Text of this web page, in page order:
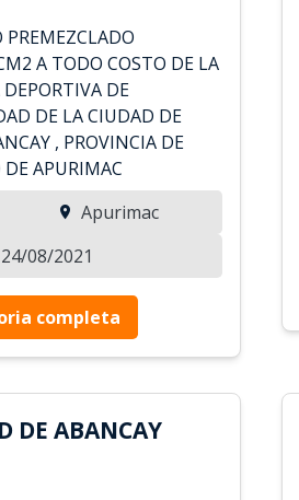
A TODO COSTO DE LA
DE
DE LA CIUDAD DE
, PROVINCIA DE
APURIMAC
Apurimac
08/2021
completa
DE ABANCAY